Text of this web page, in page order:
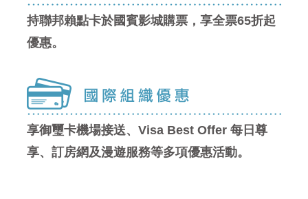
持聯邦賴點卡於國賓影城購票，享全票65折起
優惠。
享御璽卡機場接送、Visa Best Offer 每日尊
享、訂房網及漫遊服務等多項優惠活動。